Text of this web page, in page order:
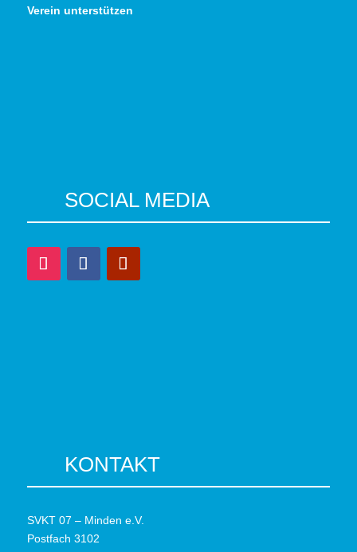
Verein unterstützen
SOCIAL MEDIA
KONTAKT
SVKT 07 – Minden e.V.
Postfach 3102